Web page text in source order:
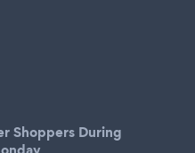
Shoppers During